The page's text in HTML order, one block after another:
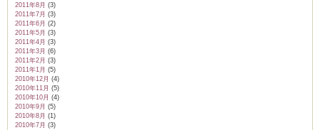
2011年8月 (3)
2011年7月 (3)
2011年6月 (2)
2011年5月 (3)
2011年4月 (3)
2011年3月 (6)
2011年2月 (3)
2011年1月 (5)
2010年12月 (4)
2010年11月 (5)
2010年10月 (4)
2010年9月 (5)
2010年8月 (1)
2010年7月 (3)